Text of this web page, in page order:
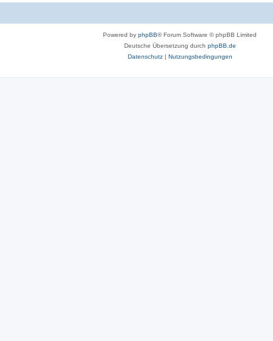
Powered by phpBB® Forum Software © phpBB Limited
Deutsche Übersetzung durch phpBB.de
Datenschutz| Nutzungsbedingungen